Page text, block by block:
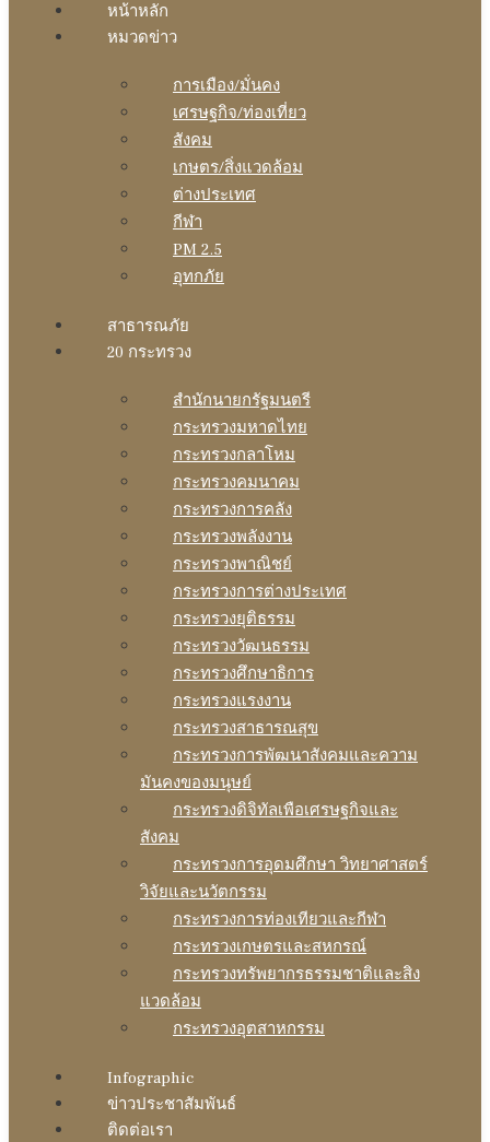
หน้าหลัก
หมวดข่าว
การเมือง/มั่นคง
เศรษฐกิจ/ท่องเที่ยว
สังคม
เกษตร/สิ่งแวดล้อม
ต่างประเทศ
กีฬา
PM 2.5
อุทกภัย
สาธารณภัย
20 กระทรวง
สํานักนายกรัฐมนตรี
กระทรวงมหาดไทย
กระทรวงกลาโหม
กระทรวงคมนาคม
กระทรวงการคลัง
กระทรวงพลังงาน
กระทรวงพาณิชย์
กระทรวงการต่างประเทศ
กระทรวงยุติธรรม
กระทรวงวัฒนธรรม
กระทรวงศึกษาธิการ
กระทรวงแรงงาน
กระทรวงสาธารณสุข
กระทรวงการพัฒนาสังคมและความ
มันคงของมนุษย์
กระทรวงดิจิทัลเพือเศรษฐกิจและ
สังคม
กระทรวงการอุดมศึกษา วิทยาศาสตร์
วิจัยและนวัตกรรม
กระทรวงการท่องเทียวและกีฬา
กระทรวงเกษตรและสหกรณ์
กระทรวงทรัพยากรธรรมชาติและสิง
แวดล้อม
กระทรวงอุตสาหกรรม
Infographic
ข่าวประชาสัมพันธ์
ติดต่อเรา